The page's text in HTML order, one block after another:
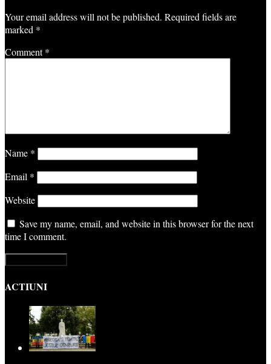
Your email address will not be published. Required fields are
marked *
Comment*
Name *
Email *
Website
Save my name, email, and website in this browser for the next
time I comment.
ACTIUNI